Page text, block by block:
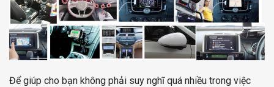
Để giúp cho bạn không phải suy nghĩ quá nhiều trong việc